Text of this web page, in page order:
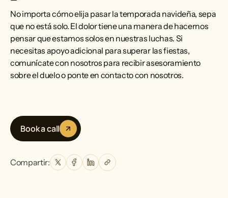
No importa cómo elija pasar la temporada navideña, sepa
que no está solo. El dolor tiene una manera de hacernos
pensar que estamos solos en nuestras luchas. Si
necesitas apoyo adicional para superar las fiestas,
comunícate con nosotros para recibir asesoramiento
sobre el duelo o ponte en contacto con nosotros.
Book a call
Compartir: